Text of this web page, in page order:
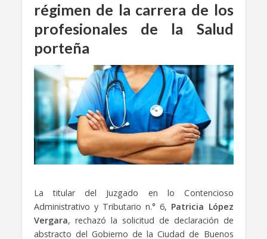
régimen de la carrera de los
profesionales de la Salud
porteña
La titular del Juzgado en lo Contencioso
Administrativo y Tributario n.° 6, Patricia López
Vergara, rechazó la solicitud de declaración de
abstracto del Gobierno de la Ciudad de Buenos